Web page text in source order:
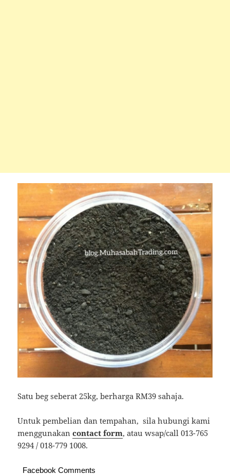
Satu beg seberat 25kg, berharga RM39 sahaja.
Untuk pembelian dan tempahan, sila hubungi kami
menggunakancontact form, atau wsap/call 013-765
9294 / 018-779 1008.
Facebook Comments